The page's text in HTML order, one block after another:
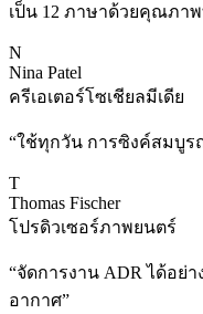
เป็น 12 ภาษาด้วยคุณภา
N
Nina Patel
ครีเอเตอร์โซเชียลมีเดีย
“ใช้ทุกวัน การซิงค์สมบูร
T
Thomas Fischer
โปรดิวเซอร์ภาพยนตร์
“จัดการงาน ADR ได้อย่
อากาศ”